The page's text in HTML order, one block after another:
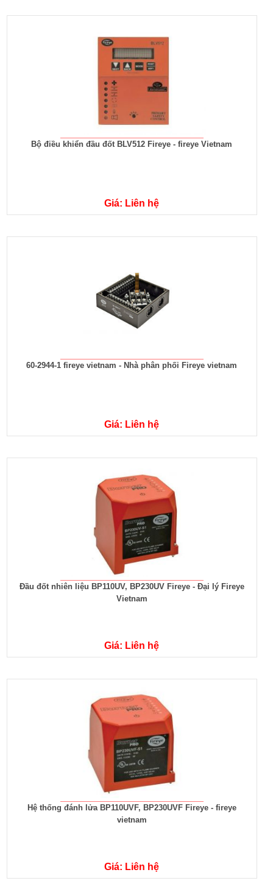
Bộ điều khiển đầu đốt BLV512 Fireye - fireye Vietnam
Giá: Liên hệ
60-2944-1 fireye vietnam - Nhà phân phối Fireye vietnam
Giá: Liên hệ
Đầu đốt nhiên liệu BP110UV, BP230UV Fireye - Đại lý Fireye
Vietnam
Giá: Liên hệ
Hệ thống đánh lửa BP110UVF, BP230UVF Fireye - fireye
vietnam
Giá: Liên hệ